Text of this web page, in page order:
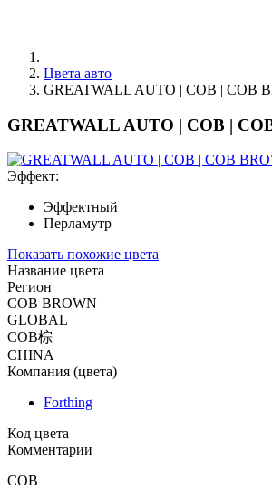
Цвета авто
GREATWALL AUTO | COB | COB
GREATWALL AUTO | COB |
Эффект:
Эффектный
Перламутр
Показать похожие цвета
Название цвета
Регион
COB BROWN
GLOBAL
COB棕
CHINA
Компания (цвета)
Forthing
Код цвета
Комментарии
COB